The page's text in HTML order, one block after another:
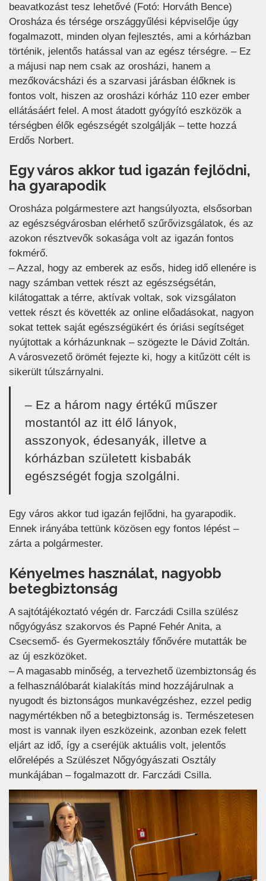
beavatkozást tesz lehetővé (Fotó: Horváth Bence)
Orosháza és térsége országgyűlési képviselője úgy
fogalmazott, minden olyan fejlesztés, ami a kórházban
történik, jelentős hatással van az egész térségre. – Ez
a májusi nap nem csak az orosházi, hanem a
mezőkovácsházi és a szarvasi járásban élőknek is
fontos volt, hiszen az orosházi kórház 110 ezer ember
ellátásáért felel. A most átadott gyógyító eszközök a
térségben élők egészségét szolgálják – tette hozzá
Erdős Norbert.
Egy város akkor tud igazán fejlődni,
ha gyarapodik
Orosháza polgármestere azt hangsúlyozta, elsősorban
az egészségvárosban elérhető szűrővizsgálatok, és az
azokon résztvevők sokasága volt az igazán fontos
fokmérő.
– Azzal, hogy az emberek az esős, hideg idő ellenére is
nagy számban vettek részt az egészségsétán,
kilátogattak a térre, aktívak voltak, sok vizsgálaton
vettek részt és követték az online előadásokat, nagyon
sokat tettek saját egészségükért és óriási segítséget
nyújtottak a kórházunknak – szögezte le Dávid Zoltán.
A városvezető örömét fejezte ki, hogy a kitűzött célt is
sikerült túlszárnyalni.
– Ez a három nagy értékű műszer
mostantól az itt élő lányok,
asszonyok, édesanyák, illetve a
kórházban született kisbabák
egészségét fogja szolgálni.
Egy város akkor tud igazán fejlődni, ha gyarapodik.
Ennek irányába tettünk közösen egy fontos lépést –
zárta a polgármester.
Kényelmes használat, nagyobb
betegbiztonság
A sajtótájékoztató végén dr. Farczádi Csilla szülész
nőgyógyász szakorvos és Papné Fehér Anita, a
Csecsemő- és Gyermekosztály főnővére mutatták be
az új eszközöket.
– A magasabb minőség, a tervezhető üzembiztonság és
a felhasználóbarát kialakítás mind hozzájárulnak a
nyugodt és biztonságos munkavégzéshez, ezzel pedig
nagymértékben nő a betegbiztonság is. Természetesen
most is vannak ilyen eszközeink, azonban ezek felett
eljárt az idő, így a cseréjük aktuális volt, jelentős
előrelépés a Szülészet Nőgyógyászati Osztály
munkájában – fogalmazott dr. Farczádi Csilla.